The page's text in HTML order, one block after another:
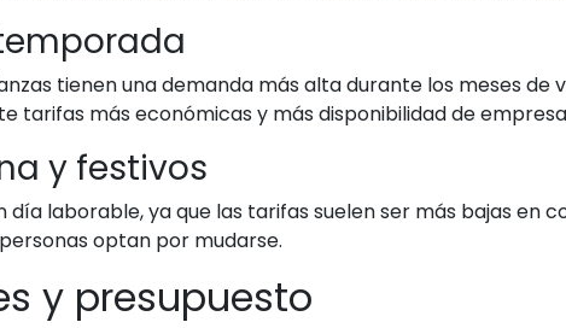
tienen una demanda más alta durante los meses de
tarifas más económicas y más disponibilidad de
y festivos
laborable, ya que las tarifas suelen ser más bajas en
optan por mudarse.
y presupuesto